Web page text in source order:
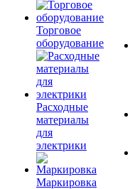
Торговое
оборудование
Расходные
материалы
для
электрики
Маркировка